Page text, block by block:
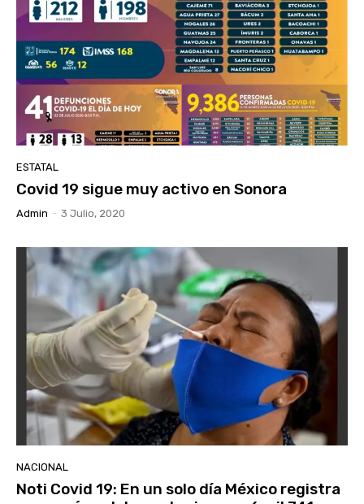
ESTATAL
Covid 19 sigue muy activo en Sonora
Admin - 3 Julio, 2020
NACIONAL
Noti Covid 19: En un solo día México registra